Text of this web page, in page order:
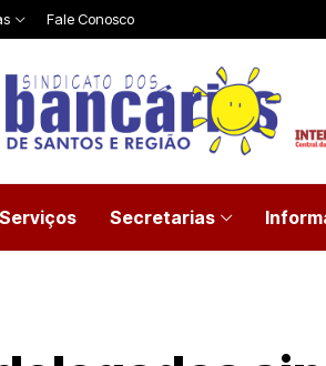
Fale Conosco
Serviços Secretarias